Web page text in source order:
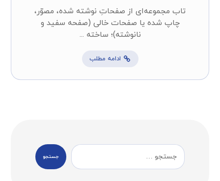
تاب مجموعه‌ای از صفحاتِ نوشته شده، مصوّر،
چاپ شده یا صفحات خالی (صفحه سفید و
نانوشته)؛ ساخته ...
ادامه مطلب
جستجو